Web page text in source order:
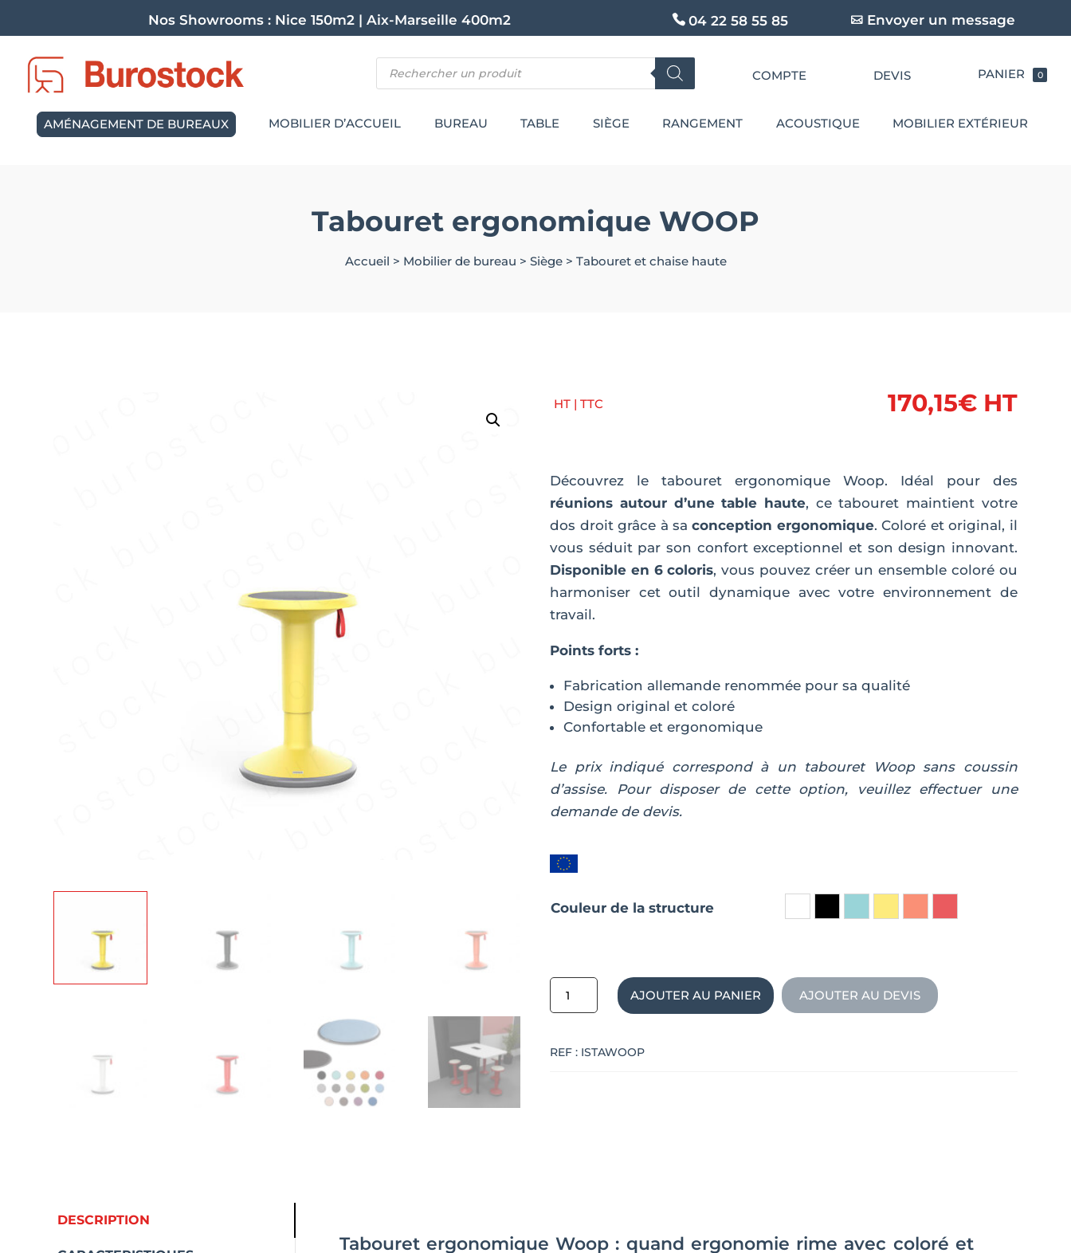
Nos Showrooms : Nice 150m2| Aix-Marseille 400m2 04 22 58 55 85 Envoyer un message
Recherche
de
produits
COMPTE DEVIS 0
AMÉNAGEMENT DE BUREAUX MOBILIER D’ACCUEIL BUREAU TABLE SIÈGE RANGEMENT ACOUSTIQUE MOBILIER EXTÉRIEUR
Tabouret ergonomique WOOP
Accueil > Mobilier de bureau > Siège> Tabouret et chaise haute
HT | TTC 170,15€HT
Découvrez le tabouret ergonomique Woop. Idéal pour des
réunions autour d’une table haute, ce tabouret maintient votre
dos droit grâce à saconception ergonomique. Coloré et original, il
vous séduit par son confort exceptionnel et son design innovant.
Disponible en 6 coloris, vous pouvez créer un ensemble coloré ou
harmoniser cet outil dynamique avec votre environnement de
travail.
Points forts :
Fabrication allemande renommée pour sa qualité
Design original et coloré
Confortable et ergonomique
Le prix indiqué correspond à un tabouret Woop sans coussin
d’assise. Pour disposer de cette option, veuillez effectuer une
demande de devis.
Couleur de la structure
quantité
de
ergonomique
AJOUTER AU PANIER AJOUTER AU DEVIS
REF : ISTAWOOP
DESCRIPTION
Tabouret ergonomique Woop : quand ergonomie rime avec coloré et